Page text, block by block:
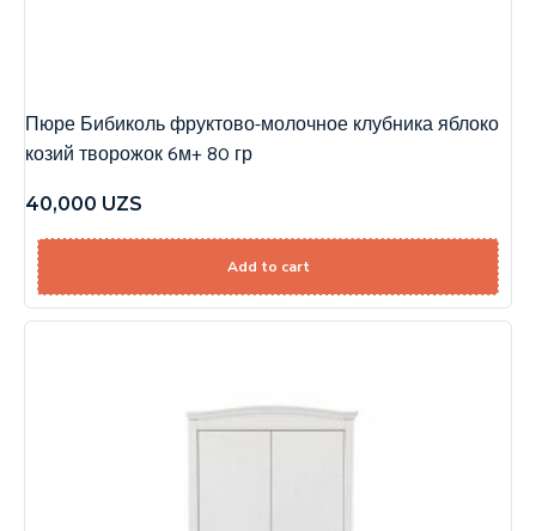
Пюре Бибиколь фруктово-молочное клубника яблоко
козий творожок 6м+ 80 гр
40,000 UZS
Add to cart